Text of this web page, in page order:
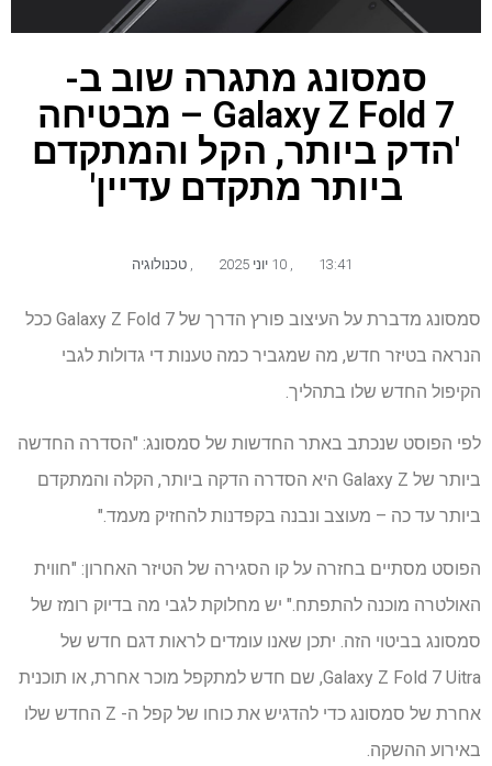
סמסונג מתגרה שוב ב-
Galaxy Z Fold 7 – מבטיחה
'הדק ביותר, הקל והמתקדם
ביותר מתקדם עדיין'
13:41 10 יוני 2025 טכנולוגיה
סמסונג מדברת על העיצוב פורץ הדרך של Galaxy Z Fold 7 ככל
הנראה בטיזר חדש, מה שמגביר כמה טענות די גדולות לגבי
הקיפול החדש שלו בתהליך.
לפי הפוסט שנכתב באתר החדשות של סמסונג: "הסדרה החדשה
ביותר של Galaxy Z היא הסדרה הדקה ביותר, הקלה והמתקדם
ביותר עד כה – מעוצב ונבנה בקפדנות להחזיק מעמד."
הפוסט מסתיים בחזרה על קו הסגירה של הטיזר האחרון: "חווית
האולטרה מוכנה להתפתח." יש מחלוקת לגבי מה בדיוק רומז של
סמסונג בביטוי הזה. יתכן שאנו עומדים לראות דגם חדש של
Galaxy Z Fold 7 Uitra, שם חדש למתקפל מוכר אחרת, או תוכנית
אחרת של סמסונג כדי להדגיש את כוחו של קפל ה- Z החדש שלו
באירוע ההשקה.